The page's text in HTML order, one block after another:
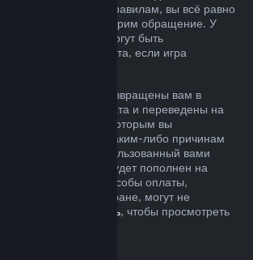
описанным правилам, вы всё равно
возврат, и мы рассмотрим обращение. У
регионов могут быть
на запрос возврата, если игра
будут полностью возвращены вам в
одобрения возврата и переведены на
тот способ оплаты, которым вы
покупке. Если по каким-либо причинам
деньги на использованный вами
кошелек Steam будет пополнен на
(некоторые способы оплаты,
Steam в вашей стране, могут не
нажмите здесь, чтобы просмотреть